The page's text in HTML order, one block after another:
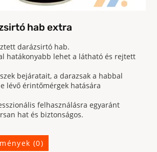
hab extra
darázsirtó hab.
hatákonyabb lehet a látható és rejtett
bejáratait, a darazsak a habbal
lévő érintőmérgek hatására
felhasználásra egyaránt
hat és biztonságos.
(0)